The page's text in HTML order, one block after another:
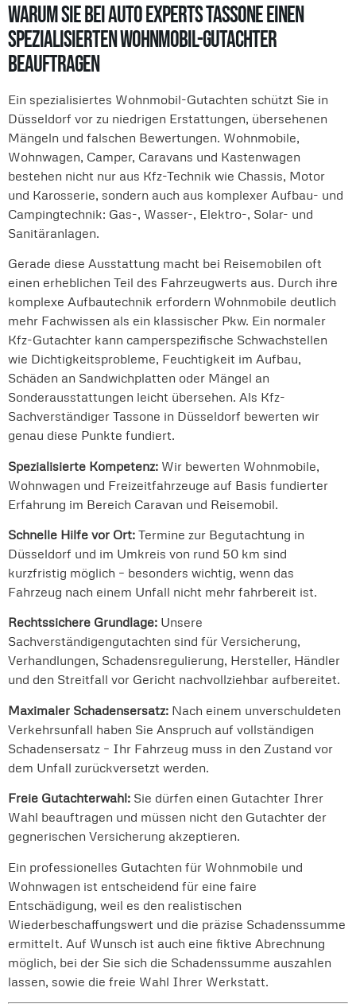
Warum Sie bei Auto Experts Tassone einen
spezialisierten Wohnmobil-Gutachter
beauftragen
Ein spezialisiertes Wohnmobil-Gutachten schützt Sie in
Düsseldorf vor zu niedrigen Erstattungen, übersehenen
Mängeln und falschen Bewertungen. Wohnmobile,
Wohnwagen, Camper, Caravans und Kastenwagen
bestehen nicht nur aus Kfz-Technik wie Chassis, Motor
und Karosserie, sondern auch aus komplexer Aufbau- und
Campingtechnik: Gas-, Wasser-, Elektro-, Solar- und
Sanitäranlagen.
Gerade diese Ausstattung macht bei Reisemobilen oft
einen erheblichen Teil des Fahrzeugwerts aus. Durch ihre
komplexe Aufbautechnik erfordern Wohnmobile deutlich
mehr Fachwissen als ein klassischer Pkw. Ein normaler
Kfz-Gutachter kann camperspezifische Schwachstellen
wie Dichtigkeitsprobleme, Feuchtigkeit im Aufbau,
Schäden an Sandwichplatten oder Mängel an
Sonderausstattungen leicht übersehen. Als Kfz-
Sachverständiger Tassone in Düsseldorf bewerten wir
genau diese Punkte fundiert.
Spezialisierte Kompetenz: Wir bewerten Wohnmobile,
Wohnwagen und Freizeitfahrzeuge auf Basis fundierter
Erfahrung im Bereich Caravan und Reisemobil.
Schnelle Hilfe vor Ort: Termine zur Begutachtung in
Düsseldorf und im Umkreis von rund 50 km sind
kurzfristig möglich – besonders wichtig, wenn das
Fahrzeug nach einem Unfall nicht mehr fahrbereit ist.
Rechtssichere Grundlage: Unsere
Sachverständigengutachten sind für Versicherung,
Verhandlungen, Schadensregulierung, Hersteller, Händler
und den Streitfall vor Gericht nachvollziehbar aufbereitet.
Maximaler Schadensersatz: Nach einem unverschuldeten
Verkehrsunfall haben Sie Anspruch auf vollständigen
Schadensersatz – Ihr Fahrzeug muss in den Zustand vor
dem Unfall zurückversetzt werden.
Freie Gutachterwahl: Sie dürfen einen Gutachter Ihrer
Wahl beauftragen und müssen nicht den Gutachter der
gegnerischen Versicherung akzeptieren.
Ein professionelles Gutachten für Wohnmobile und
Wohnwagen ist entscheidend für eine faire
Entschädigung, weil es den realistischen
Wiederbeschaffungswert und die präzise Schadenssumme
ermittelt. Auf Wunsch ist auch eine fiktive Abrechnung
möglich, bei der Sie sich die Schadenssumme auszahlen
lassen, sowie die freie Wahl Ihrer Werkstatt.